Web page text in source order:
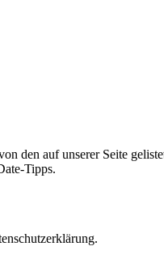
den auf unserer Seite
Tipps.